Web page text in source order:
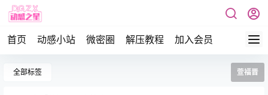
首页 动感小站 微密圈 解压教程 加入会员
全部标签 萱福晋